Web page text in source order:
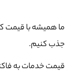
ما همیشه با قیمت
جذب کنیم.
قیمت خدمات به